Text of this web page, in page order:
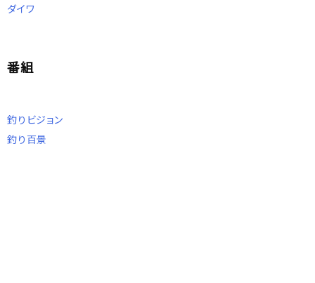
ダイワ
番組
釣りビジョン
釣り百景